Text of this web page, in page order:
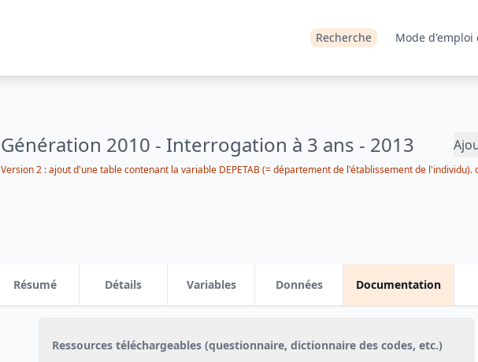
Recherche Mode d'emploi
Génération 2010 - Interrogation à 3 ans - 2013
Version 2 : ajout d'une table contenant la variable DEPETAB (= département de l'établissement de l'individu).
Résumé Détails Variables Données Documentation
Ressources téléchargeables (questionnaire, dictionnaire des codes, etc.)